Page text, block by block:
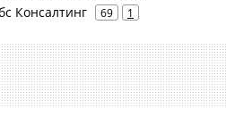
Консалтинг 69 1